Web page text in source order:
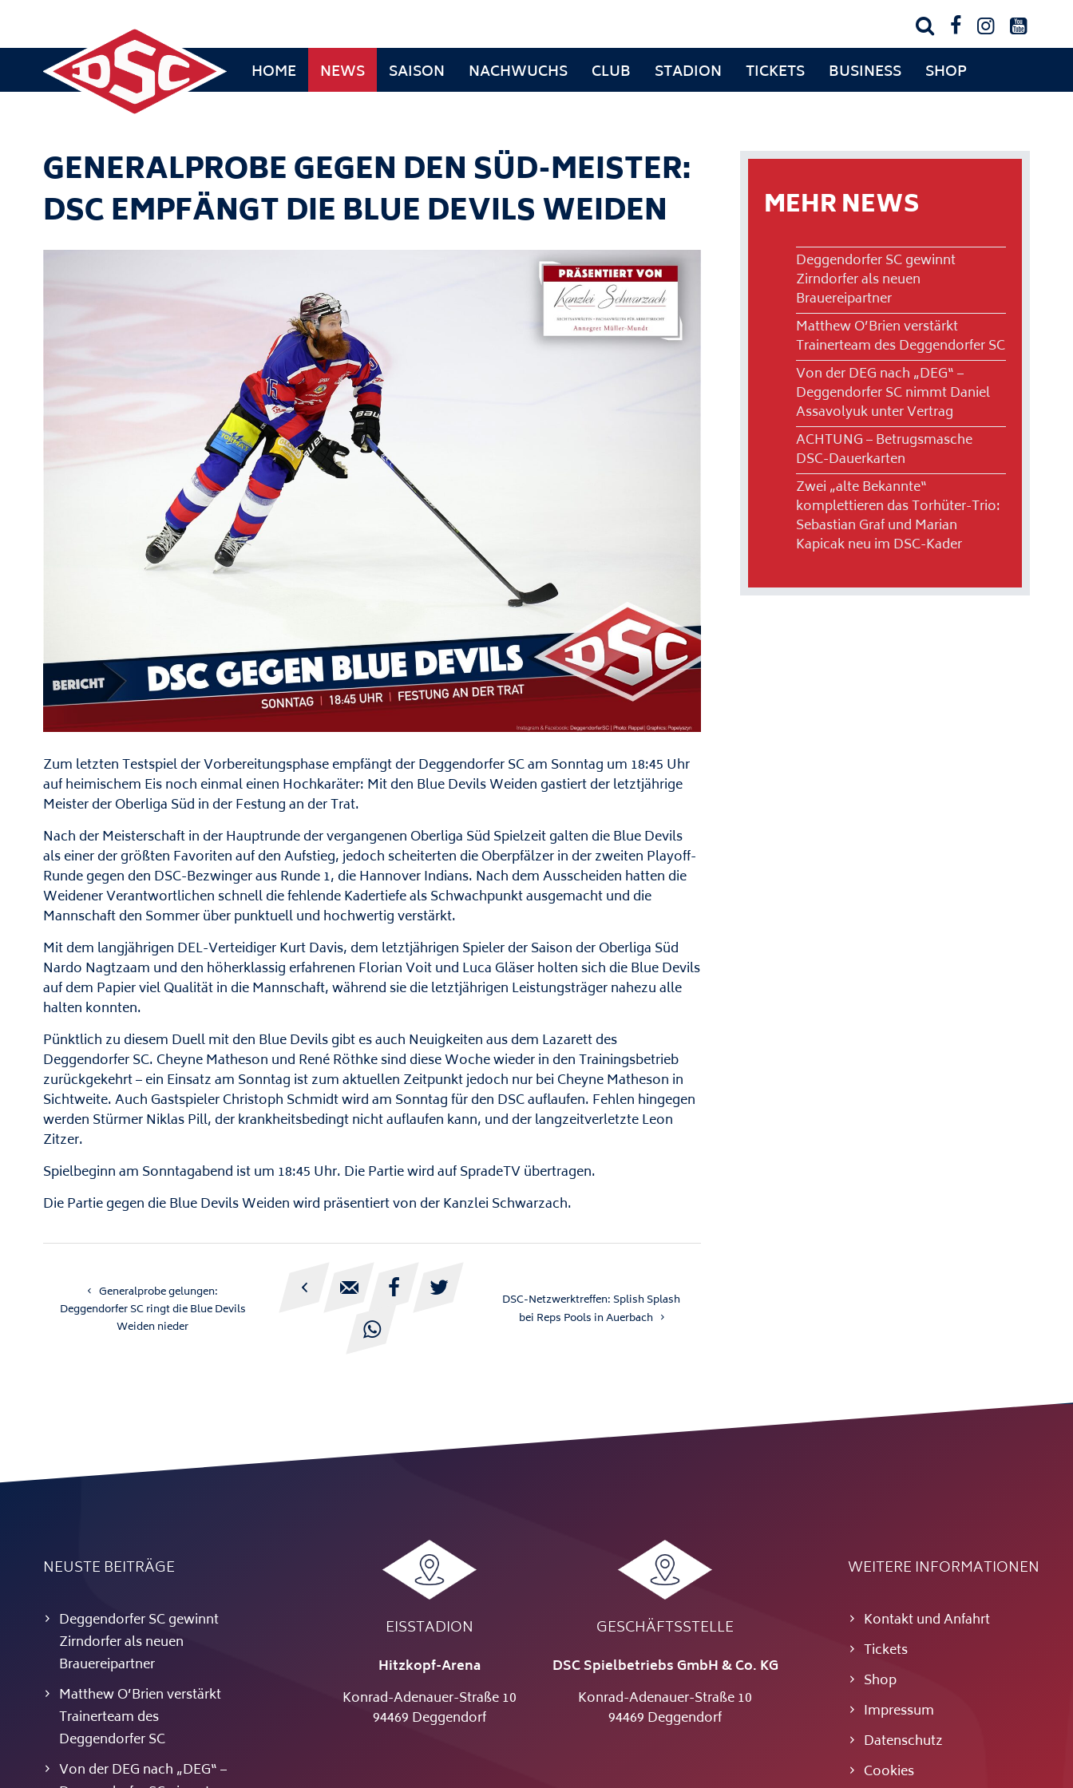
   
HOME NEWS SAISON NACHWUCHS CLUB STADION TICKETS BUSINESS SHOP
GENERALPROBE GEGEN DEN SÜD-MEISTER:
DSC EMPFÄNGT DIE BLUE DEVILS WEIDEN
Zum letzten Testspiel der Vorbereitungsphase empfängt der Deggendorfer SC am Sonntag um 18:45 Uhr
auf heimischem Eis noch einmal einen Hochkaräter: Mit den Blue Devils Weiden gastiert der letztjährige
Meister der Oberliga Süd in der Festung an der Trat.
Nach der Meisterschaft in der Hauptrunde der vergangenen Oberliga Süd Spielzeit galten die Blue Devils
als einer der größten Favoriten auf den Aufstieg, jedoch scheiterten die Oberpfälzer in der zweiten Playoff-
Runde gegen den DSC-Bezwinger aus Runde 1, die Hannover Indians. Nach dem Ausscheiden hatten die
Weidener Verantwortlichen schnell die fehlende Kadertiefe als Schwachpunkt ausgemacht und die
Mannschaft den Sommer über punktuell und hochwertig verstärkt.
Mit dem langjährigen DEL-Verteidiger Kurt Davis, dem letztjährigen Spieler der Saison der Oberliga Süd
Nardo Nagtzaam und den höherklassig erfahrenen Florian Voit und Luca Gläser holten sich die Blue Devils
auf dem Papier viel Qualität in die Mannschaft, während sie die letztjährigen Leistungsträger nahezu alle
halten konnten.
Pünktlich zu diesem Duell mit den Blue Devils gibt es auch Neuigkeiten aus dem Lazarett des
Deggendorfer SC. Cheyne Matheson und René Röthke sind diese Woche wieder in den Trainingsbetrieb
zurückgekehrt – ein Einsatz am Sonntag ist zum aktuellen Zeitpunkt jedoch nur bei Cheyne Matheson in
Sichtweite. Auch Gastspieler Christoph Schmidt wird am Sonntag für den DSC auflaufen. Fehlen hingegen
werden Stürmer Niklas Pill, der krankheitsbedingt nicht auflaufen kann, und der langzeitverletzte Leon
Zitzer.
Spielbeginn am Sonntagabend ist um 18:45 Uhr. Die Partie wird auf SpradeTV übertragen.
Die Partie gegen die Blue Devils Weiden wird präsentiert von der Kanzlei Schwarzach.
Generalprobe gelungen:
Deggendorfer SC ringt die Blue Devils
Weiden nieder
  


DSC-Netzwerktreffen: Splish Splash
bei Reps Pools in Auerbach
MEHR NEWS
Deggendorfer SC gewinnt
Zirndorfer als neuen
Brauereipartner
Matthew O’Brien verstärkt
Trainerteam des Deggendorfer SC
Von der DEG nach „DEG“ –
Deggendorfer SC nimmt Daniel
Assavolyuk unter Vertrag
ACHTUNG – Betrugsmasche
DSC-Dauerkarten
Zwei „alte Bekannte“
komplettieren das Torhüter-Trio:
Sebastian Graf und Marian
Kapicak neu im DSC-Kader
NEUSTE BEITRÄGE
Deggendorfer SC gewinnt
Zirndorfer als neuen
Brauereipartner
Matthew O’Brien verstärkt
Trainerteam des
Deggendorfer SC
Von der DEG nach „DEG“ –
EISSTADION
Hitzkopf-Arena
Konrad-Adenauer-Straße 10
94469 Deggendorf
GESCHÄFTSSTELLE
DSC Spielbetriebs GmbH & Co. KG
Konrad-Adenauer-Straße 10
94469 Deggendorf
WEITERE INFORMATIONEN
Kontakt und Anfahrt
Tickets
Shop
Impressum
Datenschutz
Cookies